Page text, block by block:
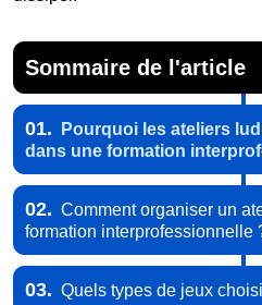
Sommaire de l'article
01.
Pourquoi les ateliers
dans une formation
02. Comment organiser un
formation interprofessionnelle
03. Quels types de jeux